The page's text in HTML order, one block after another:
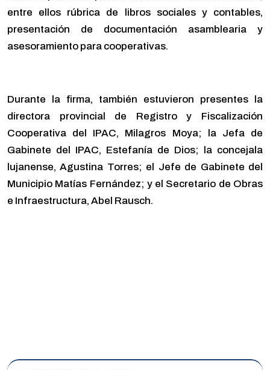
entre ellos rúbrica de libros sociales y contables,
presentación de documentación asamblearia y
asesoramiento para cooperativas.
Durante la firma, también estuvieron presentes la
directora provincial de Registro y Fiscalización
Cooperativa del IPAC, Milagros Moya; la Jefa de
Gabinete del IPAC, Estefanía de Dios; la concejala
lujanense, Agustina Torres; el Jefe de Gabinete del
Municipio Matías Fernández; y el Secretario de Obras
e Infraestructura, Abel Rausch.